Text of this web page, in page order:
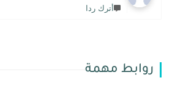
أترك ردا
روابط مهمة